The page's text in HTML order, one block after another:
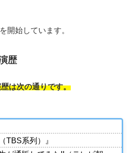
開始しています。
歴
は次の通りです。
TBS系列）』